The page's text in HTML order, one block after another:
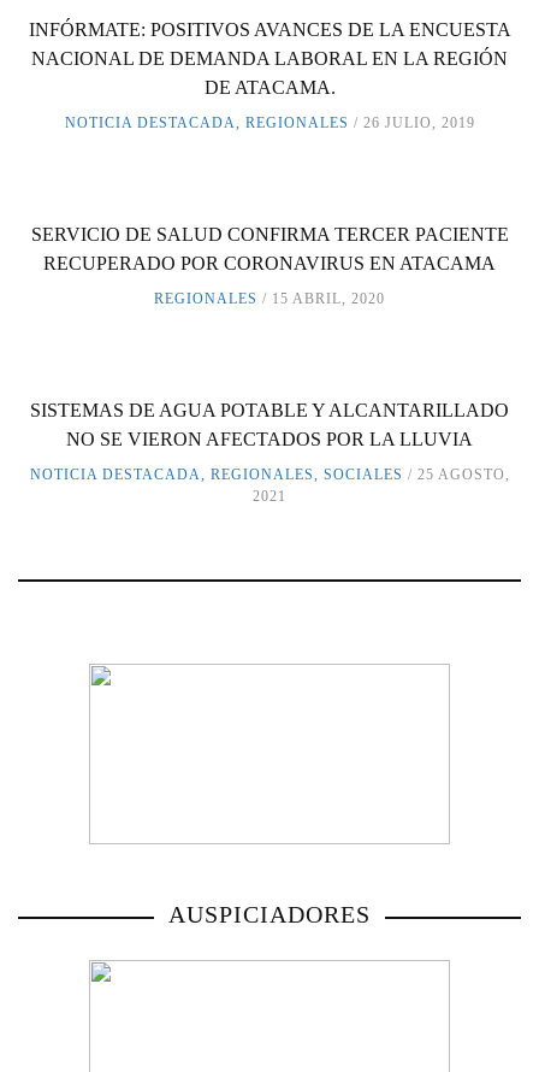
INFÓRMATE: POSITIVOS AVANCES DE LA ENCUESTA
NACIONAL DE DEMANDA LABORAL EN LA REGIÓN
DE ATACAMA.
NOTICIA DESTACADA REGIONALES 26 JULIO, 2019
SERVICIO DE SALUD CONFIRMA TERCER PACIENTE
RECUPERADO POR CORONAVIRUS EN ATACAMA
REGIONALES 15 ABRIL, 2020
SISTEMAS DE AGUA POTABLE Y ALCANTARILLADO
NO SE VIERON AFECTADOS POR LA LLUVIA
NOTICIA DESTACADA REGIONALES SOCIALES
25 AGOSTO,
2021
AUSPICIADORES